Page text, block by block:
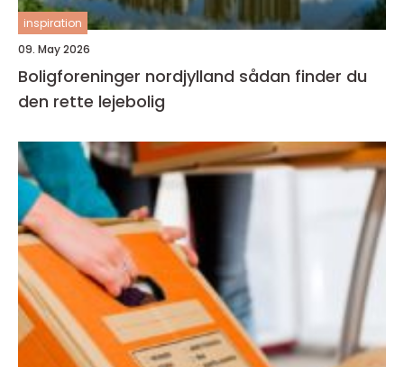
inspiration
09. May 2026
Boligforeninger nordjylland sådan finder du
den rette lejebolig